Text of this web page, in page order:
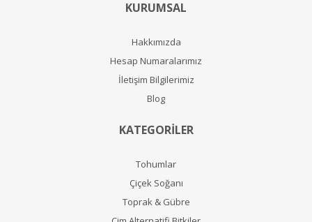
KURUMSAL
Hakkımızda
Hesap Numaralarımız
İletişim Bilgilerimiz
Blog
KATEGORİLER
Tohumlar
Çiçek Soğanı
Toprak & Gübre